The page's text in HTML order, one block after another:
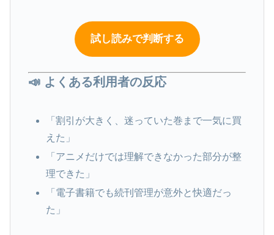
試し読みで判断する
📣 よくある利用者の反応
「割引が大きく、迷っていた巻まで一気に買
えた」
「アニメだけでは理解できなかった部分が整
理できた」
「電子書籍でも続刊管理が意外と快適だっ
た」